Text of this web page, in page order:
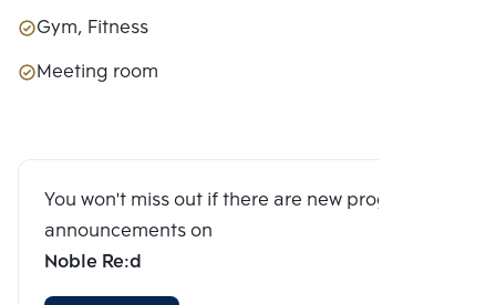
Gym, Fitness
Meeting room
You won't miss out if there are new program
announcements on
Noble Re:d